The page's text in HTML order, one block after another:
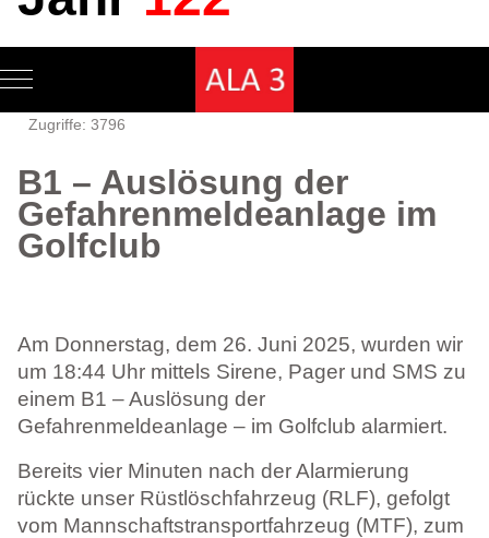
Mobile Menu Toggle
Zugriffe: 3796
B1 – Auslösung der
Gefahrenmeldeanlage im
Golfclub
Am Donnerstag, dem 26. Juni 2025, wurden wir
um 18:44 Uhr mittels Sirene, Pager und SMS zu
einem B1 – Auslösung der
Gefahrenmeldeanlage – im Golfclub alarmiert.
Bereits vier Minuten nach der Alarmierung
rückte unser Rüstlöschfahrzeug (RLF), gefolgt
vom Mannschaftstransportfahrzeug (MTF), zum